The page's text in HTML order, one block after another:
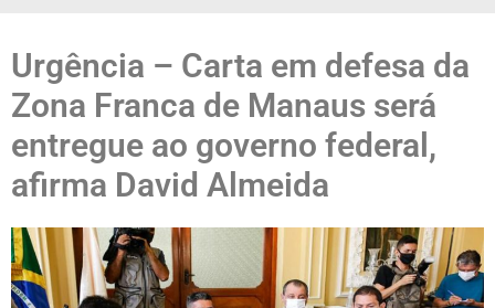
Urgência – Carta em defesa da
Zona Franca de Manaus será
entregue ao governo federal,
afirma David Almeida